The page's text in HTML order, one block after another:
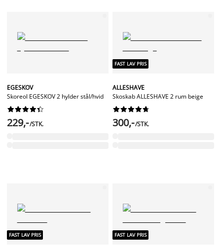
EGESKOV
Skoreol EGESKOV 2 hylder stål/hvid






229,-/STK.
FAST LAV PRIS
ALLESHAVE
Skoskab ALLESHAVE 2 rum beige






300,-/STK.
FAST LAV PRIS FAST LAV PRIS